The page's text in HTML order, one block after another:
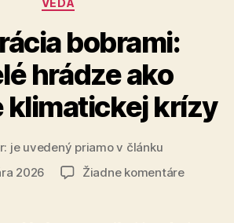
VEDA
bobrami:
hrádze ako
klimatickej krízy
je uvedený priamo v článku
2026 Žiadne komentárena